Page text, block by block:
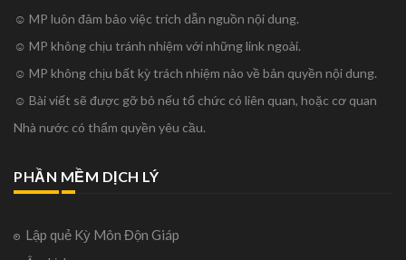
☺ MP luôn đảm bảo việc trích dẫn nguồn nội dung.
☺ MP không chịu tránh nhiệm với những link ngoài.
☺ MP không chịu bất kỳ trách nhiệm nào về bản quyền nội dung.
☺ Bài viết sẽ được gỡ bỏ nếu tổ chức có liên quan, hoặc cơ quan
Nhà nước có thẩm quyền yêu cầu.
PHẦN MỀM DỊCH LÝ
Lập quẻ Kỳ Môn Độn Giáp